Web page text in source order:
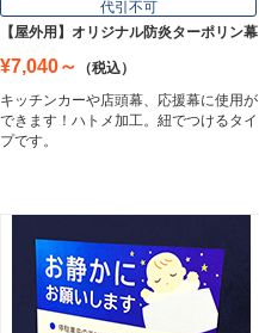
代引不可
【屋外用】オリジナル防炎ターポリン幕
¥7,040～
（税込）
キッチンカーや店頭幕、応援幕に使用が
できます！ハトメ加工。紐でつけるタイ
プです。